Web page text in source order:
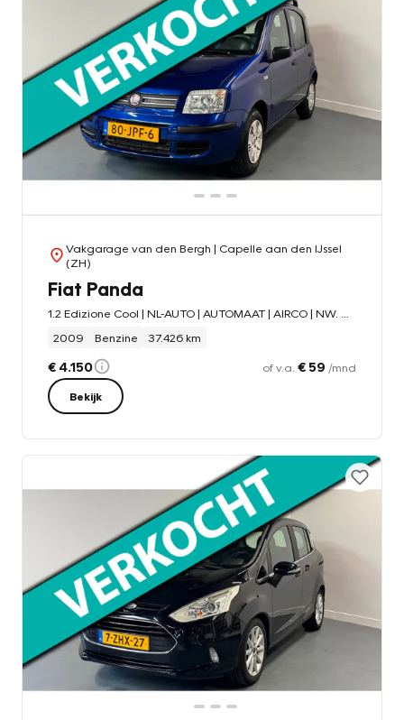
Vakgarage van den Bergh | Capelle aan den IJssel
(ZH)
Fiat Panda
2009
Benzine 37.426 km
€ 4.150 of v.a. € 59 /mnd
Bekijk